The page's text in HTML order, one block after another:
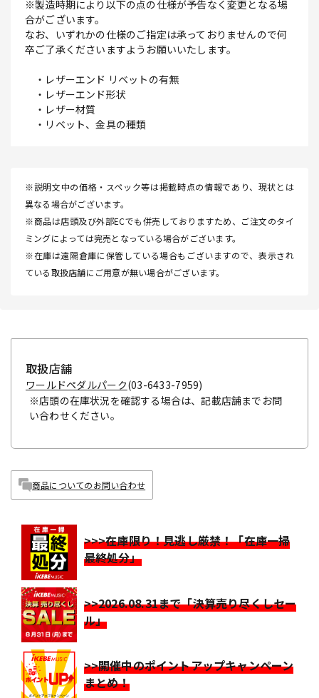
※製造時期により以下の点の仕様が予告なく変更となる場
合がございます。
なお、いずれかの仕様のご指定は承っておりませんので何
卒ご了承くださいますようお願いいたします。
・レザーエンド リベットの有無
・レザーエンド形状
・レザー材質
・リベット、金具の種類
※説明文中の価格・スペック等は掲載時点の情報であり、現状とは
異なる場合がございます。
※商品は店頭及び外部ECでも併売しておりますため、ご注文のタイ
ミングによっては完売となっている場合がございます。
※在庫は遠隔倉庫に保管している場合もございますので、表示され
ている取扱店舗にご用意が無い場合がございます。
取扱店舗
ワールドペダルパーク(03-6433-7959)
※店頭の在庫状況を確認する場合は、記載店舗までお問
い合わせください。
商品についてのお問い合わせ
>>>在庫限り！見逃し厳禁！「在庫一掃
最終処分」
>>2026.08.31まで「決算売り尽くしセー
ル」
>>開催中のポイントアップキャンペーン
まとめ！